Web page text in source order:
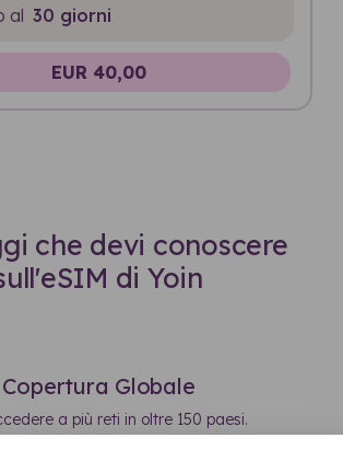
al 30 giorni
EUR 40,00
che devi conoscere
di Yoin
Copertura Globale
a più reti in oltre 150 paesi.